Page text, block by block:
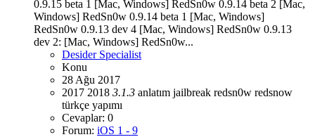
0.9.15 beta 1 [Mac, Windows] RedSn0w 0.9.14 beta 2 [Mac,
Windows] RedSn0w 0.9.14 beta 1 [Mac, Windows]
RedSn0w 0.9.13 dev 4 [Mac, Windows] RedSn0w 0.9.13
dev 2: [Mac, Windows] RedSn0w...
Desider Specialist
Konu
28 Ağu 2017
2017 2018 3.1.3 anlatım jailbreak redsn0w redsnow
türkçe yapımı
Cevaplar: 0
Forum: iOS 1 - 9